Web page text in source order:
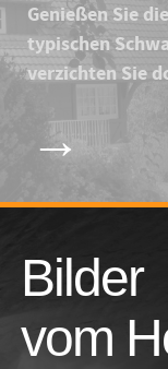
Genießen Sie
typischen
verzichten Sie
→
Bilder
vom